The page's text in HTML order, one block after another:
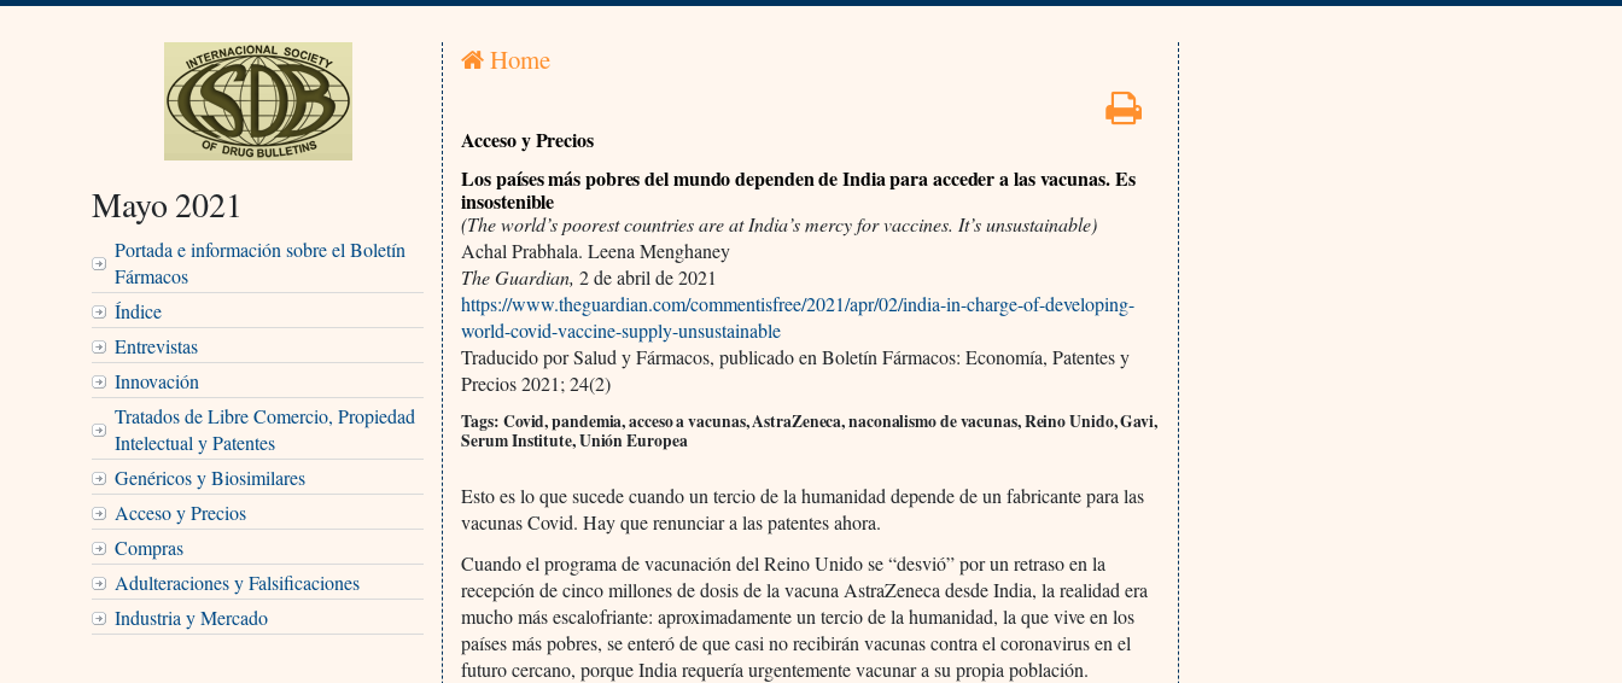
Mayo 2021
Portada e información sobre el Boletín
Fármacos
Índice
Entrevistas
Innovación
Tratados de Libre Comercio, Propiedad
Intelectual y Patentes
Genéricos y Biosimilares
Acceso y Precios
Compras
Adulteraciones y Falsificaciones
Industria y Mercado
Home
Acceso y Precios
Los países más pobres del mundo dependen de India para acceder a las vacunas. Es
insostenible
(The world’s poorest countries are at India’s mercy for vaccines. It’s unsustainable)
Achal Prabhala. Leena Menghaney
The Guardian, 2 de abril de 2021
https://www.theguardian.com/commentisfree/2021/apr/02/india-in-charge-of-developing-
world-covid-vaccine-supply-unsustainable
Traducido por Salud y Fármacos, publicado en Boletín Fármacos: Economía, Patentes y
Precios 2021; 24(2)
Tags: Covid, pandemia, acceso a vacunas, AstraZeneca, naconalismo de vacunas, Reino Unido, Gavi,
Serum Institute, Unión Europea
Esto es lo que sucede cuando un tercio de la humanidad depende de un fabricante para las
vacunas Covid. Hay que renunciar a las patentes ahora.
Cuando el programa de vacunación del Reino Unido se “desvió” por un retraso en la
recepción de cinco millones de dosis de la vacuna AstraZeneca desde India, la realidad era
mucho más escalofriante: aproximadamente un tercio de la humanidad, la que vive en los
países más pobres, se enteró de que casi no recibirán vacunas contra el coronavirus en el
futuro cercano, porque India requería urgentemente vacunar a su propia población.